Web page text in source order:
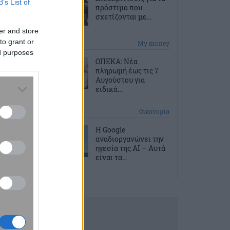
List of
and store
grant or
purposes
πρόστιμα που
σχετίζονται με...
2 ώρες πριν My money
ΟΠΕΚΑ: Νέα
πληρωμή έως τις 7
Αυγούστου για
ειδικά...
Οικονομία
Η Google
αναδιοργανώνει την
ηγεσία της AI – Αυτά
είναι τα...